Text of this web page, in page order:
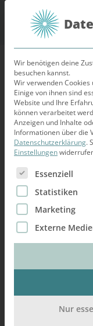
MODUL 1,
In Bearbeitung
Audio
Wir benötigen deine
besuchen kannst.
Wir verwenden
Einige von ihnen sind
Website und Ihre
können verarbeitet
Anzeigen und Inhalte
Informationen über die
Datenschutzerklärung.
Einstellungen
Es folgt eine
Essenziell
Statistiken
Marketing
Externe
Nur